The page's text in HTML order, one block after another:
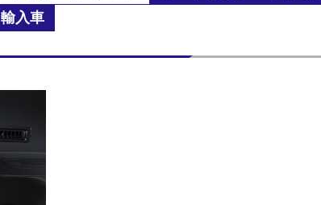
輸入車